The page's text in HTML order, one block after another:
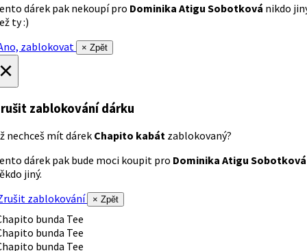
dárek pak nekoupí pro Dominika Atigu Sobotková nikdo
ty :)
zablokovat
× Zpět
zablokování dárku
nechceš mít dárek Chapito kabát zablokovaný?
dárek pak bude moci koupit pro Dominika Atigu Sobotková
jiný.
zablokování
× Zpět